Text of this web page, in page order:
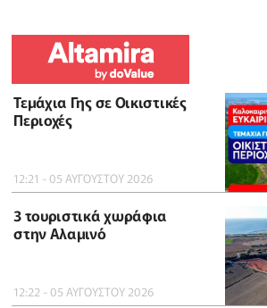
Τεμάχια Γης σε Οικιστικές
Περιοχές
12:21 - 05 ΑΥΓΟΥΣΤΟΥ 2026
3 τουριστικά χωράφια
στην Αλαμινό
12:22 - 05 ΑΥΓΟΥΣΤΟΥ 2026